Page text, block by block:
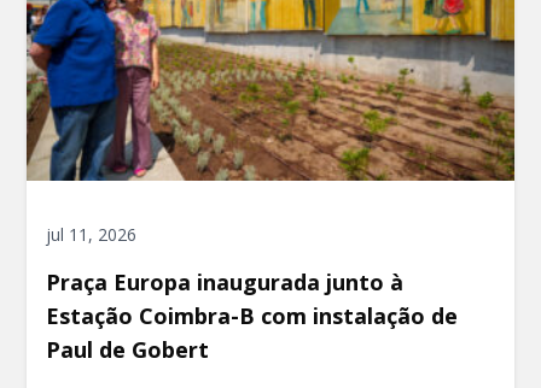
jul 11, 2026
Praça Europa inaugurada junto à
Estação Coimbra-B com instalação de
Paul de Gobert